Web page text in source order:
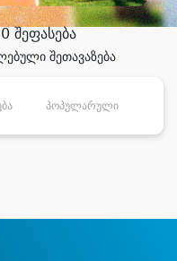
შეთავაზება
0 შეფასება
პოპულარული